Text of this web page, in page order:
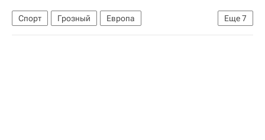
Еще7
Спорт Грозный
Европа
Северо-Кавказский ФО
Весь мир